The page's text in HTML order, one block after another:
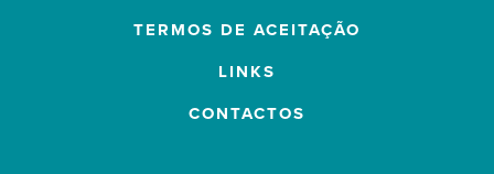
TERMOS DE ACEITAÇÃO
LINKS
CONTACTOS